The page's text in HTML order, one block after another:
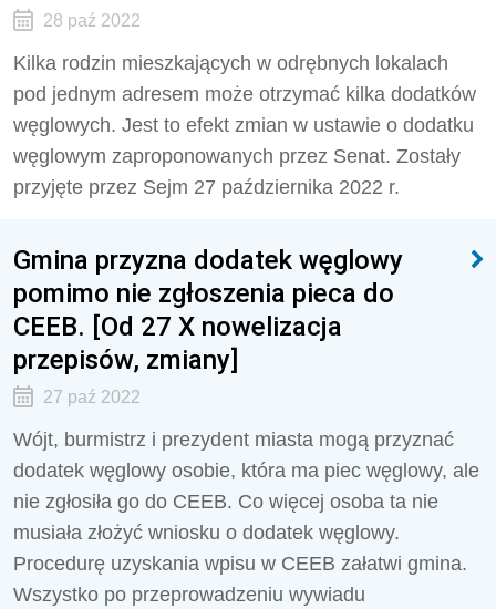
28 paź 2022
Kilka rodzin mieszkających w odrębnych lokalach
pod jednym adresem może otrzymać kilka dodatków
węglowych. Jest to efekt zmian w ustawie o dodatku
węglowym zaproponowanych przez Senat. Zostały
przyjęte przez Sejm 27 października 2022 r.
Gmina przyzna dodatek węglowy
pomimo nie zgłoszenia pieca do
CEEB. [Od 27 X nowelizacja
przepisów, zmiany]
27 paź 2022
Wójt, burmistrz i prezydent miasta mogą przyznać
dodatek węglowy osobie, która ma piec węglowy, ale
nie zgłosiła go do CEEB. Co więcej osoba ta nie
musiała złożyć wniosku o dodatek węglowy.
Procedurę uzyskania wpisu w CEEB załatwi gmina.
Wszystko po przeprowadzeniu wywiadu